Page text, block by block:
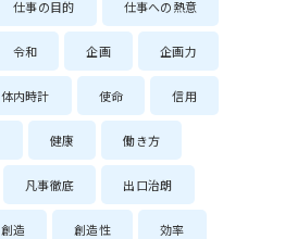
仕事の目的 仕事への熱意
令和 企画 企画力
体内時計 使命 信用
健康 働き方
凡事徹底 出口治朗
創造 創造性 効率